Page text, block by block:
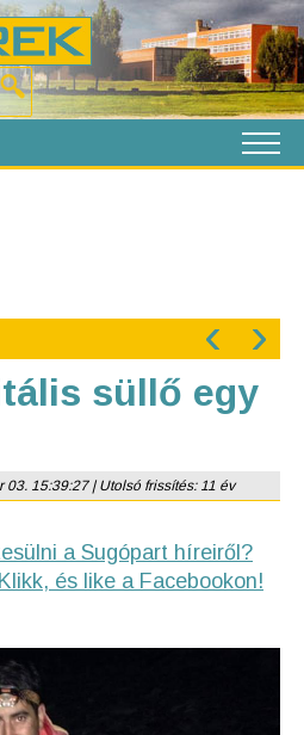
‹ ›
süllő egy
03. 15:39:27 | Utolsó frissítés: 11 év
a Sugópart híreiről?
és like a Facebookon!